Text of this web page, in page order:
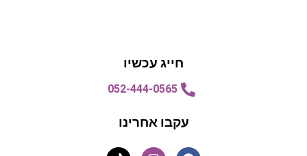
חייג עכשיו
052-444-0565
עקבו אחרינו